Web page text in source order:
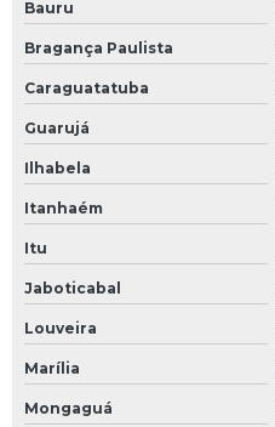
Bauru
Bragança Paulista
Caraguatatuba
Guarujá
Ilhabela
Itanhaém
Itu
Jaboticabal
Louveira
Marília
Mongaguá